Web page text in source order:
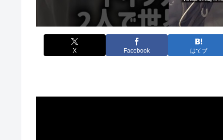
X Facebook はてブ